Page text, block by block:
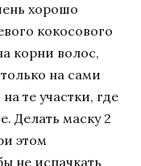
хорошо
кокосового
корни волос,
на сами
те участки, где
Делать маску 2
этом
не испачкать